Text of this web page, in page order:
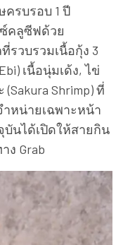
ครบรอบ 1 ปี
ซ์คลูซีฟด้วย
รวบรวมเนื้อกุ้ง 3
เนื้อนุ่มเด้ง, ไข่
Shrimp) ที่
หน่ายเฉพาะหน้า
บันได้เปิดให้สายกิน
ง Grab